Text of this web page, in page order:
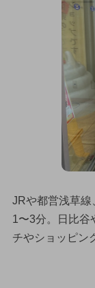
JRや都営浅草線
1〜3分。日比谷
チやショッピン